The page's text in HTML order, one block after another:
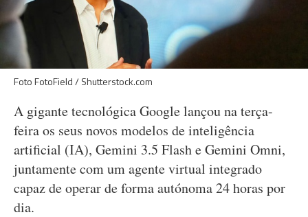
Foto FotoField / Shutterstock.com
A gigante tecnológica Google lançou na terça-
feira os seus novos modelos de inteligência
artificial (IA), Gemini 3.5 Flash e Gemini Omni,
juntamente com um agente virtual integrado
capaz de operar de forma autónoma 24 horas por
dia.